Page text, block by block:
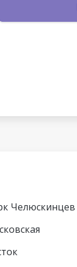
Челюскинцев